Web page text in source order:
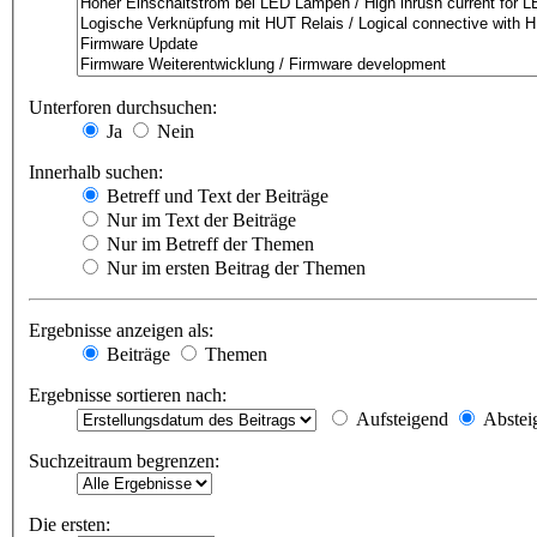
Unterforen durchsuchen:
Ja
Nein
Innerhalb suchen:
Betreff und Text der Beiträge
Nur im Text der Beiträge
Nur im Betreff der Themen
Nur im ersten Beitrag der Themen
Ergebnisse anzeigen als:
Beiträge
Themen
Ergebnisse sortieren nach:
Aufsteigend
Suchzeitraum begrenzen:
Die ersten: